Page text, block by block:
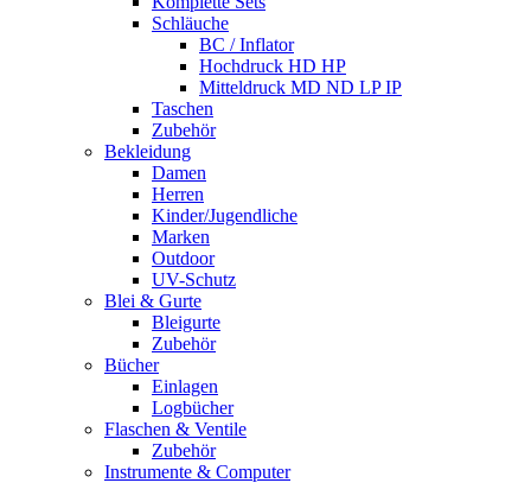
Schläuche
BC / Inflator
Hochdruck HD HP
Mitteldruck MD ND LP IP
Taschen
Zubehör
Bekleidung
Damen
Herren
Kinder/Jugendliche
Marken
Outdoor
UV-Schutz
Blei & Gurte
Bleigurte
Zubehör
Bücher
Einlagen
Logbücher
Flaschen & Ventile
Zubehör
Instrumente & Computer